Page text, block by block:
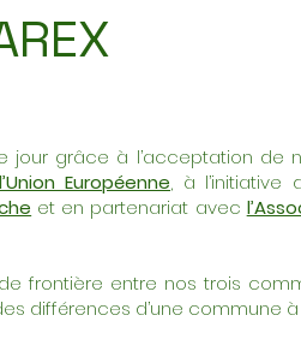
jour grâce à l’acceptation de
l’Union Européenne, à l’initiative
et en partenariat avec
frontière entre nos trois
différences d’une commune à